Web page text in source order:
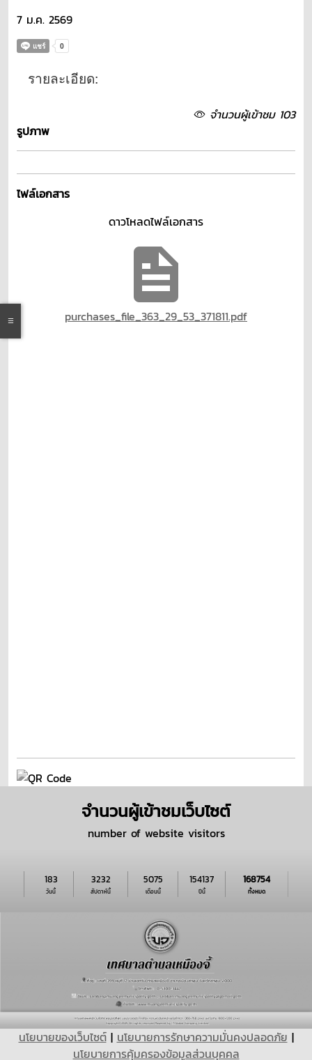
7 ม.ค. 2569
รายละเอียด:
จำนวนผู้เข้าชม 103
รูปภาพ
ไฟล์เอกสาร
ดาวโหลดไฟล์เอกสาร
purchases_file_363_29_53_371811.pdf
จำนวนผู้เข้าชมเว็บไซต์
number of website visitors
วันนี้
183
สัปดาห์นี้
3232
เดือนนี้
5075
ปีนี้
154137
ทั้งหมด
168754
นโยบายของเว็บไซต์| นโยบายการรักษาความมั่นคงปลอดภัย |
นโยบายการคุ้มครองข้อมูลส่วนบุุคคล